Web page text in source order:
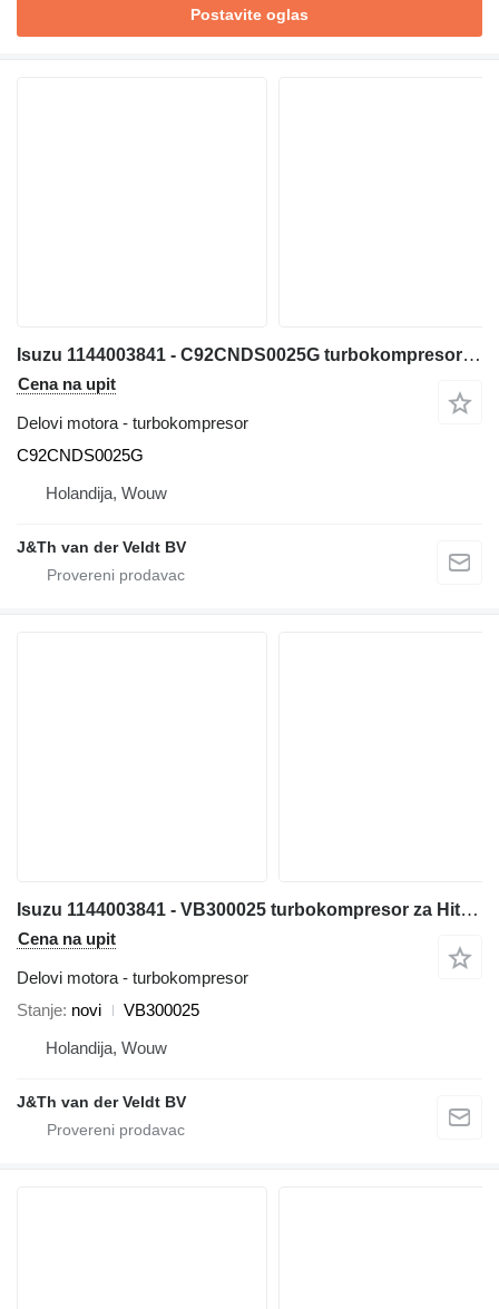
Postavite oglas
Isuzu 1144003841 - C92CNDS0025G turbokompresor za Hitachi ZX600 ZX800 JD600C ZX650H ZX850H JD800LC ZX670-5G ZX870-5G bagera
Cena na upit
Delovi motora - turbokompresor
C92CNDS0025G
Holandija, Wouw
J&Th van der Veldt BV
Isuzu 1144003841 - VB300025 turbokompresor za Hitachi ZX600 ZX800 JD600C ZX650H ZX850H JD800LC ZX670-5G ZX870-5G bagera
Cena na upit
Delovi motora - turbokompresor
Stanje novi
VB300025
Holandija, Wouw
J&Th van der Veldt BV